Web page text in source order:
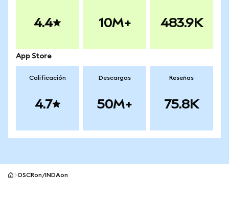
4.4 10M+ 483.9K
App Store
Calificación
4.7
Descargas
50M+
Reseñas
75.8K
OSCRon/INDAon